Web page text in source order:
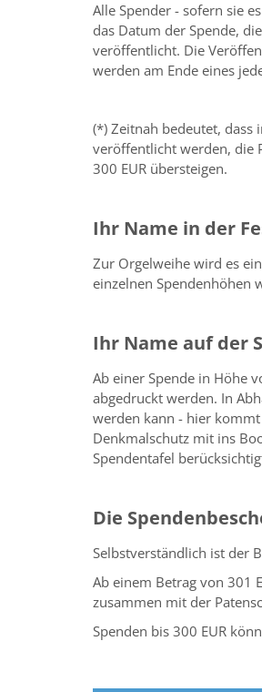
Alle Spender - sofern sie
das Datum der Spende,
veröffentlicht. Die
werden am Ende eines
(*) Zeitnah bedeutet, dass
veröffentlicht werden, die
300 EUR übersteigen.
Ihr Name in der
Zur Orgelweihe wird es
einzelnen Spendenhöhen
Ihr Name auf der
Ab einer Spende in Höhe
abgedruckt werden. In
werden kann - hier kommt
Denkmalschutz mit ins
Spendentafel
Die
Selbstverständlich ist der
Ab einem Betrag von 301
zusammen mit der
Spenden bis 300 EUR